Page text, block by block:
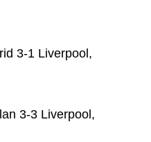
3-1 Liverpool,
3-3 Liverpool,